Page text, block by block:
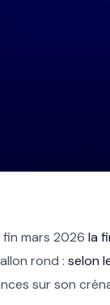
fin mars 2026 la
rond : selon
sur son